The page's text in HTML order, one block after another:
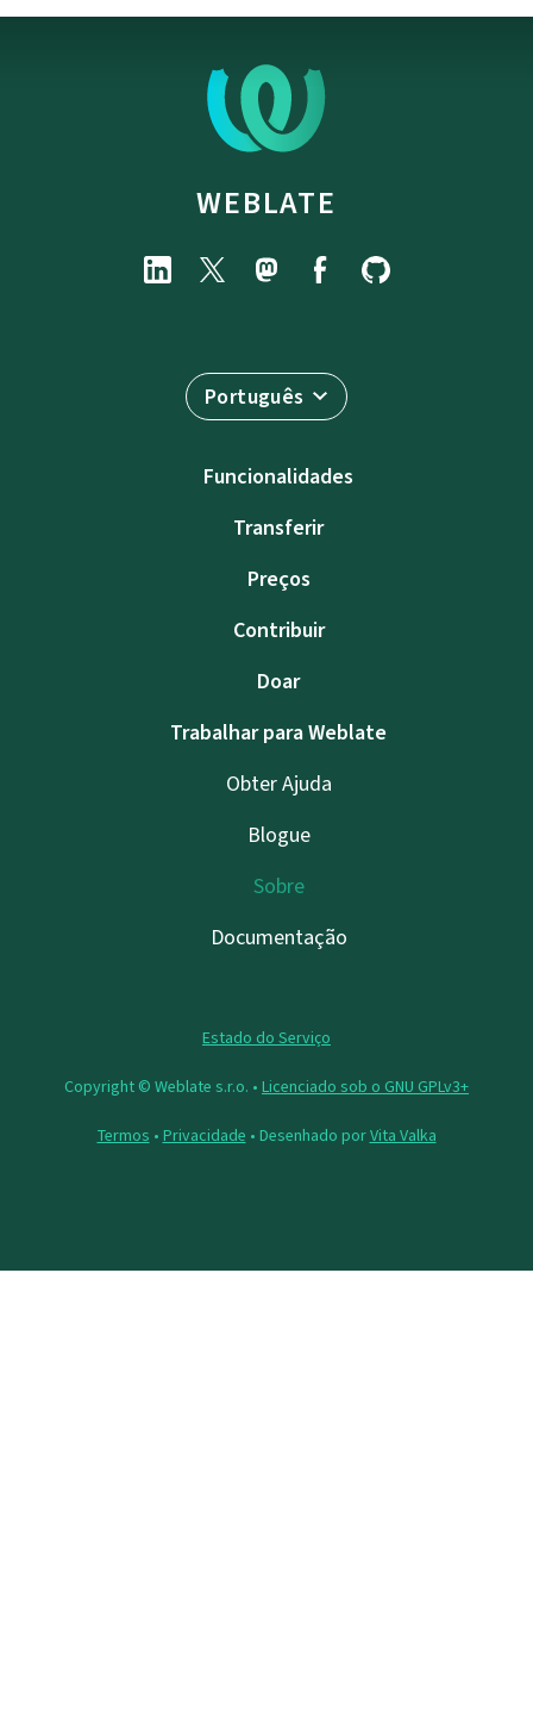
WEBLATE
Português
Funcionalidades
Transferir
Preços
Contribuir
Doar
Trabalhar para Weblate
Obter Ajuda
Blogue
Sobre
Documentação
Estado do Serviço
Copyright © Weblate s.r.o. • Licenciado sob o GNU GPLv3+
Termos • Privacidade • Desenhado porVita Valka